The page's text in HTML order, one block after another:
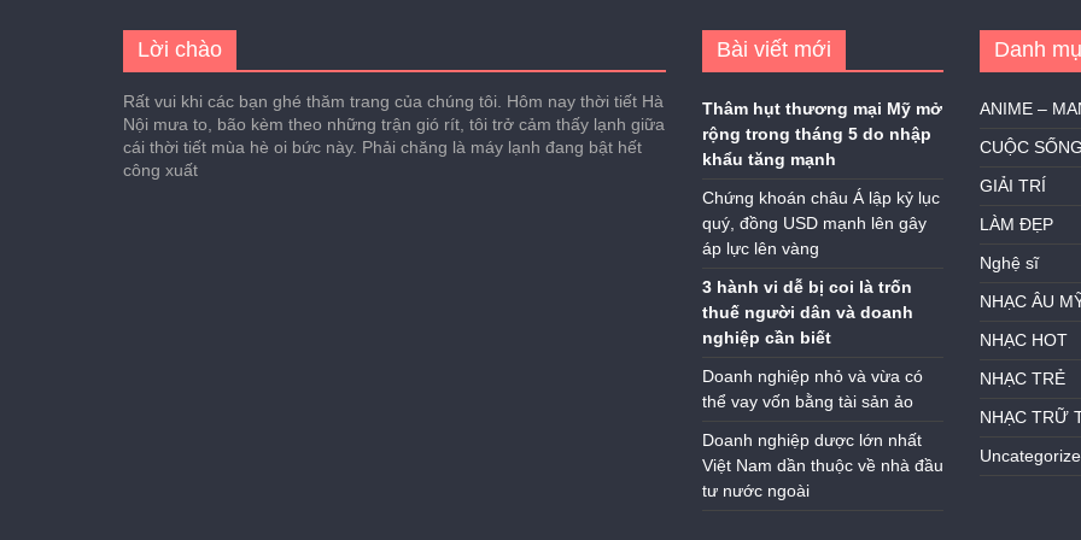
Lời chào
Rất vui khi các bạn ghé thăm trang của chúng tôi. Hôm nay thời tiết Hà
Nội mưa to, bão kèm theo những trận gió rít, tôi trở cảm thấy lạnh giữa
cái thời tiết mùa hè oi bức này. Phải chăng là máy lạnh đang bật hết
công xuất
Bài viết mới
Thâm hụt thương mại Mỹ mở
rộng trong tháng 5 do nhập
khẩu tăng mạnh
Chứng khoán châu Á lập kỷ lục
quý, đồng USD mạnh lên gây
áp lực lên vàng
3 hành vi dễ bị coi là trốn
thuế người dân và doanh
nghiệp cần biết
Doanh nghiệp nhỏ và vừa có
thể vay vốn bằng tài sản ảo
Doanh nghiệp dược lớn nhất
Việt Nam dần thuộc về nhà đầu
tư nước ngoài
Danh
ANIME –
CUỘC SỐNG
GIẢI TRÍ
LÀM ĐẸP
Nghệ sĩ
NHẠC ÂU
NHẠC HOT
NHẠC TRẺ
NHẠC TRỮ